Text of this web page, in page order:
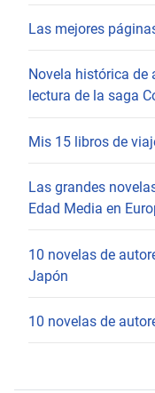
Las mejores
Novela histórica de
lectura de la saga
Mis 15 libros de
Las grandes
Edad Media en
10 novelas de
Japón
10 novelas de